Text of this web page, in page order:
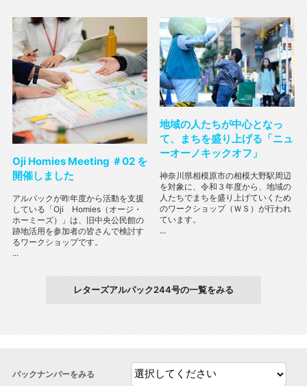
Oji Homies Meeting ＃02 を
開催しました
アルパックが昨年度から活動を支援
している「Oji Homies（オージ・
ホーミーズ）」は、旧中央公民館の
跡地活用を参加者の皆さんで検討す
るワークショップです。
...
地域の人たちが中心となっ
て、まちを盛り上げる「ニュ
ーオーノキックオフ」
神奈川県相模原市の相模大野駅周辺
を対象に、令和３年度から、地域の
人たちでまちを盛り上げていくため
のワークショップ（ＷＳ）が行われ
ています。
...
レターズアルパック244号の一覧をみる
バックナンバーをみる